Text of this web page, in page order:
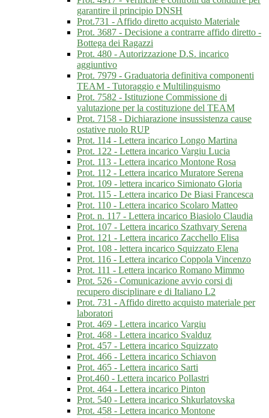
garantire il principio DNSH
Prot.731 - Affido diretto acquisto Materiale
Prot. 3687 - Decisione a contrarre affido diretto -
Bottega dei Ragazzi
Prot. 480 - Autorizzazione D.S. incarico
aggiuntivo
Prot. 7979 - Graduatoria definitiva componenti
TEAM - Tutoraggio e Multilinguismo
Prot. 7582 - Istituzione Commissione di
valutazione per la costituzione del TEAM
Prot. 7158 - Dichiarazione insussistenza cause
ostative ruolo RUP
Prot. 114 - Lettera incarico Longo Martina
Prot. 122 - Lettera incarico Vargiu Lucia
Prot. 113 - Lettera incarico Montone Rosa
Prot. 112 - Lettera incarico Muratore Serena
Prot. 109 - lettera incarico Simionato Gloria
Prot. 115 - Lettera incarico De Biasi Francesca
Prot. 110 - Lettera incarico Scolaro Matteo
Prot. n. 117 - Lettera incarico Biasiolo Claudia
Prot. 107 - Lettera incarico Szathvary Serena
Prot. 121 - Lettera incarico Zacchello Elisa
Prot. 108 - lettera incarico Squizzato Elena
Prot. 116 - Lettera incarico Coppola Vincenzo
Prot. 111 - Lettera incarico Romano Mimmo
Prot. 526 - Comunicazione avvio corsi di
recupero disciplinare e di Italiano L2
Prot. 731 - Affido diretto acquisto materiale per
laboratori
Prot. 469 - Lettera incarico Vargiu
Prot. 468 - Lettera incarico Svalduz
Prot. 457 - Lettera incarico Squizzato
Prot. 466 - Lettera incarico Schiavon
Prot. 465 - Lettera incarico Sarti
Prot.460 - Lettera incarico Pollastri
Prot. 464 - Lettera incarico Pinton
Prot. 540 - Lettera incarico Shkurlatovska
Prot. 458 - Lettera incarico Montone